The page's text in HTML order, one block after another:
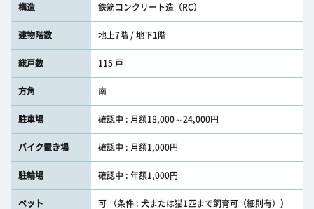
構造 鉄筋コンクリート造（RC）
建物階数 地上7階 / 地下1階
総戸数 115 戸
方角 南
駐車場 確認中 : 月額18,000～24,000円
バイク置き場 確認中 : 月額1,000円
駐輪場 確認中 : 年額1,000円
ペット 可 （条件 : 犬または猫1匹まで飼育可（細則有））